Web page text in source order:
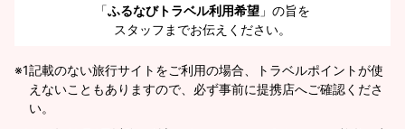
「ふるなびトラベル利用希望 」の旨を
スタッフまでお伝えください。
※1記載のない旅行サイトをご利用の場合、トラベルポイントが使
えないこともありますので、必ず事前に提携店へご確認くださ
い。